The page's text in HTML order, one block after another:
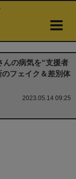
んの病気を“支援者
フェイク＆差別体
2023.05.14 09:25